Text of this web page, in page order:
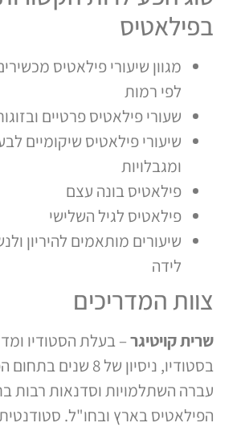
בפילאטיס
מגוון שיעורי פילאטיס
לפי רמות
שעורי פילאטיס פרטיים
שיעורי פילאטיס שיקומיים
ומגבלויות
פילאטיס בונה עצם
פילאטיס לגיל השלישי
שיעורים מותאמים להיריון
לידה
צוות המדריכים
שרית קויטיגר– בעלת הסטודיו
בסטודיו, ניסיון של 8 שנים בתחום הפילאטיס.
עברה השתלמויות וסדנאות רבות
הפילאטיס בארץ ובחו"ל.